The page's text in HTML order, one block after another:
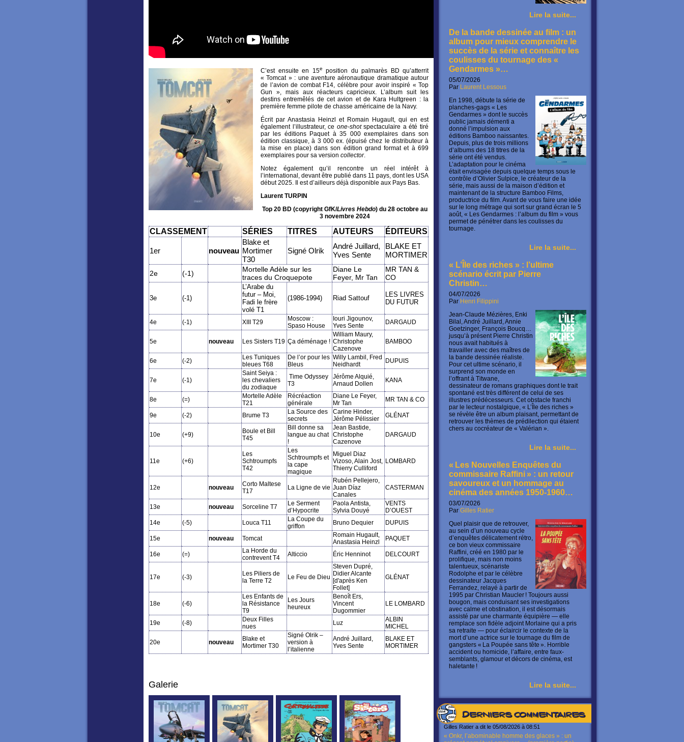
Lire la suite...
De la bande dessinée au film : un
album pour mieux comprendre le
succès de la série et connaître les
coulisses du tournage des «
Gendarmes »…
05/07/2026
Par Laurent Lessous
En 1998, débute la série de
planches-gags « Les
Gendarmes » dont le succès
public jamais démenti a
donné l’impulsion aux
éditions Bamboo naissantes.
Depuis, plus de trois millions
d’albums des 18 titres de la
série ont été vendus.
L’adaptation pour le cinéma
était envisagée depuis quelque temps sous le
contrôle d’Olivier Sulpice, le créateur de la
série, mais aussi de la maison d’édition et
maintenant de la structure Bamboo Films,
productrice du film. Avant de vous faire une idée
sur le long métrage qui sort sur grand écran le 5
août, « Les Gendarmes : l’album du film » vous
permet de pénétrer dans les coulisses du
tournage.
Lire la suite...
« L’Île des riches » : l’ultime
scénario écrit par Pierre
Christin…
04/07/2026
Par Henri Filippini
Jean-Claude Mézières, Enki
Bilal, André Juillard, Annie
Goetzinger, François Boucq…
jusqu’à présent Pierre Christin
nous avait habitués à
travailler avec des maîtres de
la bande dessinée réaliste.
Pour cet ultime scénario, il
surprend son monde en
l’offrant à Titwane,
dessinateur de romans graphiques dont le trait
spontané est très différent de celui de ses
illustres prédécesseurs. Cet obstacle franchi
par le lecteur nostalgique, « L’Île des riches »
se révèle être un album plaisant, permettant de
retrouver les thèmes de prédilection qui étaient
chers au cocréateur de « Valérian ».
Lire la suite...
« Les Nouvelles Enquêtes du
commissaire Raffini » : un retour
savoureux et un hommage au
cinéma des années 1950-1960…
03/07/2026
Par Gilles Ratier
Quel plaisir que de retrouver,
au sein d’un nouveau cycle
d’enquêtes délicatement rétro,
ce bon vieux commissaire
Raffini, créé en 1980 par le
prolifique, mais non moins
talentueux, scénariste
Rodolphe et par le célèbre
dessinateur Jacques
Ferrandez, relayé à partir de
1995 par Christian Maucler ! Toujours aussi
bougon, mais conduisant ses investigations
avec calme et obstination, il est désormais
assisté par une charmante équipière — elle
remplace son fidèle adjoint Morlaine qui a pris
sa retraite — pour éclaircir le contexte de la
mort d’une actrice sur le tournage du film de
gangsters « La Poupée sans tête ». Horrible
accident ou homicide, l’affaire, entre faux-
semblants, glamour et décors de cinéma, est
haletante !
Lire la suite...
Derniers commentaires
Gilles Ratier a dit le 05/08/2026 à 08:51
« Onkr, l’abominable homme des glaces » : un
C’est ensuite en 15e
position du palmarès BD qu’atterrit
« Tomcat » : une aventure aéronautique dramatique autour
de l’avion de combat F14, célèbre pour avoir inspiré « Top
Gun », mais aux réacteurs capricieux. L’album suit les
destins entremêlés de cet avion et de Kara Hultgreen : la
première femme pilote de chasse américaine de la Navy.
Écrit par Anastasia Heinzl et Romain Hugault, qui en est
également l’illustrateur, ce one-shotspectaculaire a été tiré
par les éditions Paquet à 35 000 exemplaires dans son
édition classique, à 3 000 ex. (épuisé chez le distributeur à
la mise en place) dans son édition grand format et à 699
exemplaires pour sa version collector.
Notez également qu’il rencontre un réel intérêt à
l’international, devant être publié dans 11 pays, dont les USA
début 2025. Il est d’ailleurs déjà disponible aux Pays Bas.
Laurent TURPIN
Top 20 BD (copyright GfK/Livres Hebdo) du 28 octobre au
3 novembre 2024
CLASSEMENT SÉRIES TITRES AUTEURS ÉDITEURS
1er nouveau
Blake et
Mortimer
T30
Signé Olrik
André Juillard,
Yves Sente
BLAKE ET
MORTIMER
2e (-1)
Mortelle Adèle sur les
traces du Croquepote
Diane Le
Feyer, Mr Tan
MR TAN &
CO
3e (-1)
L’Arabe du
futur – Moi,
Fadi le frère
volé T1
(1986-1994) Riad Sattouf
LES LIVRES
DU FUTUR
4e (-1) XIII T29
Moscow :
Spaso House
Iouri Jigounov,
Yves Sente
DARGAUD
5e nouveau Les Sisters T19 Ça déménage !
William Maury,
Christophe
Cazenove
BAMBOO
6e (-2)
Les Tuniques
bleues T68
De l’or pour les
Bleus
Willy Lambil, Fred
Neidhardt
DUPUIS
7e (-1)
Saint Seiya :
les chevaliers
du zodiaque
Time Odyssey
T3
Jérôme Alquié,
Arnaud Dollen
KANA
8e (=)
Mortelle Adèle
T21
Récréaction
générale
Diane Le Feyer,
Mr Tan
MR TAN & CO
9e (-2) Brume T3
La Source des
secrets
Carine Hinder,
Jérôme Pélissier
GLÉNAT
10e (+9)
Boule et Bill
T45
Bill donne sa
langue au chat
!
Jean Bastide,
Christophe
Cazenove
DARGAUD
11e (+6)
Les
Schtroumpfs
T42
Les
Schtroumpfs et
la cape
magique
Miguel Diaz
Vizoso, Alain Jost,
Thierry Culliford
LOMBARD
12e nouveau
Corto Maltese
T17
La Ligne de vie
Rubén Pellejero,
Juan Díaz
Canales
CASTERMAN
13e nouveau Sorceline T7
Le Serment
d’Hypocrite
Paola Antista,
Sylvia Douyé
VENTS
D’OUEST
14e
(-5) Louca T11
La Coupe du
griffon
Bruno Dequier DUPUIS
15e nouveau Tomcat
Romain Hugault,
Anastasia Heinzl
PAQUET
16e (=)
La Horde du
contrevent T4
Alticcio Éric Henninot DELCOURT
17e (-3)
Les Piliers de
la Terre T2
Le Feu de Dieu
Steven Dupré,
Didier Alcante
[d'après Ken
Follet]
GLÉNAT
18e (-6)
Les Enfants de
la Résistance
T9
Les Jours
heureux
Benoît Ers,
Vincent
Dugommier
LE LOMBARD
19e (-8)
Deux Filles
nues
Luz
ALBIN
MICHEL
20e nouveau
Blake et
Mortimer T30
Signé Olrik –
version à
l’italienne
André Juillard,
Yves Sente
BLAKE ET
MORTIMER
Galerie